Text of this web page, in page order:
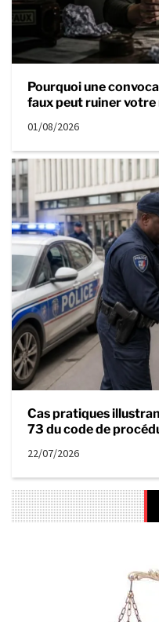
Pourquoi une
faux peut ruiner
01/08/2026
Cas pratiques
73 du code de
22/07/2026